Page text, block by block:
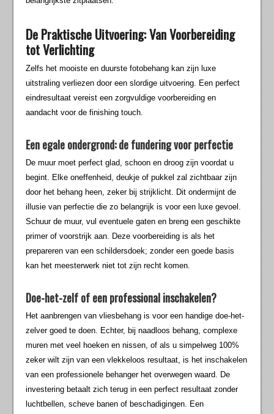
De Praktische Uitvoering: Van Voorbereiding
tot Verlichting
Zelfs het mooiste en duurste fotobehang kan zijn luxe
uitstraling verliezen door een slordige uitvoering. Een perfect
eindresultaat vereist een zorgvuldige voorbereiding en
aandacht voor de finishing touch.
Een egale ondergrond: de fundering voor perfectie
De muur moet perfect glad, schoon en droog zijn voordat u
begint. Elke oneffenheid, deukje of pukkel zal zichtbaar zijn
door het behang heen, zeker bij strijklicht. Dit ondermijnt de
illusie van perfectie die zo belangrijk is voor een luxe gevoel.
Schuur de muur, vul eventuele gaten en breng een geschikte
primer of voorstrijk aan. Deze voorbereiding is als het
prepareren van een schildersdoek; zonder een goede basis
kan het meesterwerk niet tot zijn recht komen.
Doe-het-zelf of een professional inschakelen?
Het aanbrengen van vliesbehang is voor een handige doe-het-
zelver goed te doen. Echter, bij naadloos behang, complexe
muren met veel hoeken en nissen, of als u simpelweg 100%
zeker wilt zijn van een vlekkeloos resultaat, is het inschakelen
van een professionele behanger het overwegen waard. De
investering betaalt zich terug in een perfect resultaat zonder
luchtbellen, scheve banen of beschadigingen. Een